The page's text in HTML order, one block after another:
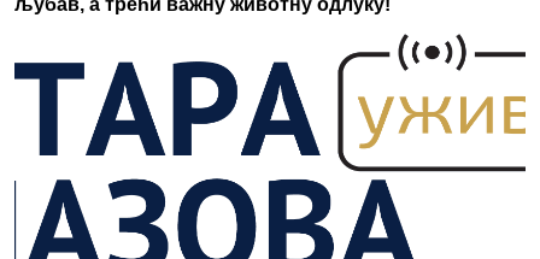
љубав, а трећи важну животну одлуку!